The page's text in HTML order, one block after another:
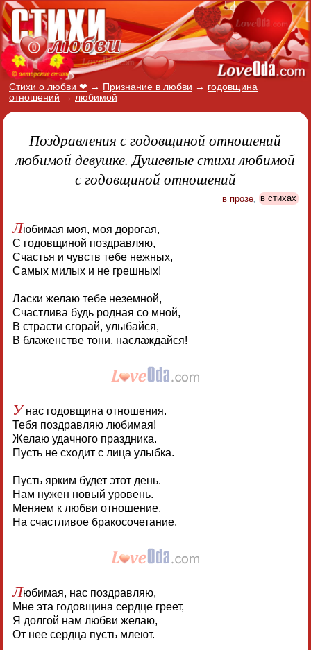
Стихи о любви ❤ → Признание в любви → годовщина
отношений → любимой
Поздравления с годовщиной отношений
любимой девушке. Душевные стихи любимой
с годовщиной отношений
в прозе, в стихах
Любимая моя, моя дорогая,
С годовщиной поздравляю,
Счастья и чувств тебе нежных,
Самых милых и не грешных!
Ласки желаю тебе неземной,
Счастлива будь родная со мной,
В страсти сгорай, улыбайся,
В блаженстве тони, наслаждайся!
Унас годовщина отношения.
Тебя поздравляю любимая!
Желаю удачного праздника.
Пусть не сходит с лица улыбка.
Пусть ярким будет этот день.
Нам нужен новый уровень.
Меняем к любви отношение.
На счастливое бракосочетание.
Любимая, нас поздравляю,
Мне эта годовщина сердце греет,
Я долгой нам любви желаю,
От нее сердца пусть млеют.